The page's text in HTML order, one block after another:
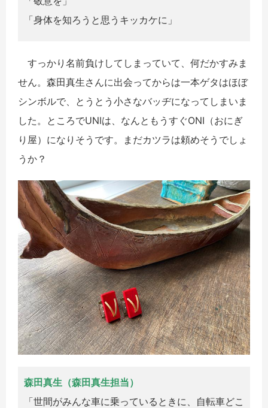
「身体を知ろうと思うキッカケに」
すっかり名前負けしてしまっていて、何だかすみま
せん。森田真生さんに出会ってからは一本ゲタはほぼ
シンボルで、とうとう小さなバッヂになってしまいま
した。ところでUNIは、なんともうすぐONI（おにぎ
り屋）になりそうです。まだカツラは頼めそうでしょ
うか？
森田真生（森田真生担当）
「世間がみんな車に乗っているときに、自転車どこ